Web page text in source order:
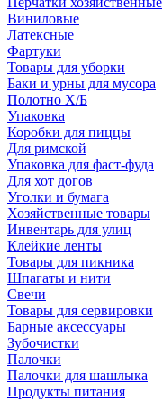
Виниловые
Латексные
Фартуки
Товары для уборки
Баки и урны для мусора
Полотно Х/Б
Упаковка
Коробки для пиццы
Для римской
Упаковка для фаст-фуда
Для хот догов
Уголки и бумага
Хозяйственные товары
Инвентарь для улиц
Клейкие ленты
Товары для пикника
Шпагаты и нити
Свечи
Товары для сервировки
Барные аксессуары
Зубочистки
Палочки
Палочки для шашлыка
Продукты питания